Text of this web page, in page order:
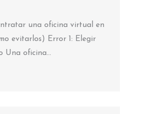
una oficina virtual en
evitarlos) Error 1: Elegir
Una oficina...